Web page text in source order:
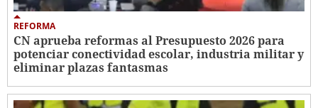
REFORMA
CN aprueba reformas al Presupuesto 2026 para
potenciar conectividad escolar, industria militar y
eliminar plazas fantasmas